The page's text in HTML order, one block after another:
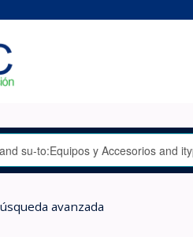
avanzada